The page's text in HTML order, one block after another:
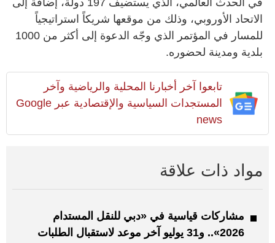
الاتحاد الأوروبي، وذلك من موقعها شريكاً استراتيجياً
للمسار في المؤتمر الذي وجّه الدعوة إلى أكثر من 1000
بلدية ومدينة لحضوره.
تابعوا آخر أخبارنا المحلية والرياضية وآخر
المستجدات السياسية والإقتصادية عبر Google
news
مواد ذات علاقة
مشاركات قياسية في «دبي للنقل المستدام
2026».. و31 يوليو آخر موعد لاستقبال الطلبات